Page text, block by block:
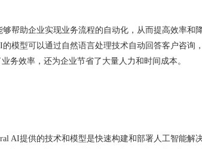
帮助企业实现业务流程的自动化，从而提高效率
模型可以通过自然语言处理技术自动回答客户咨
务效率，还为企业节省了大量人力和时间成本。
AI提供的技术和模型是快速构建和部署人工智能